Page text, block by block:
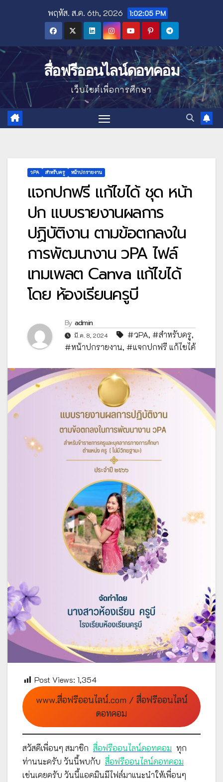
พฤหัส. ส.ค. 6th, 2026 1:02:07 PM
สื่อฟรีออนไลน์ดอทคอม
เว็บไซต์เพื่อการศึกษา
วPA สำหรับครู หน้าปกรายงาน
แจกปกฟรี แก้ไขได้ ชุด หน้า
ปก แบบรายงานผลการ
ปฏิบัติงาน ตามข้อตกลงใน
การพัฒนางาน วPA ไฟล์
เทมเพลต Canva แก้ไขได้
โดย ห้องเรียนครูบี
By admin
มี.ค. 8, 2024 #วPA, #สำหรับครู,
#หน้าปกรายงาน, #แจกปกฟรี แก้ไขได้
Post Views: 1,354
www.สื่อฟรีออนไลน์.com / สื่อฟรีออนไลน์
ดอทคอม
สวัสดีเพื่อนๆ สมาชิก สื่อฟรีออนไลน์ดอทคอม ทุก
ท่านนะครับ วันนี้พบกับ สื่อฟรีออนไลน์ดอทคอม
เช่นเคยครับ วันนี้แอดมินมีไฟล์มาแนะนำให้เพื่อนๆ